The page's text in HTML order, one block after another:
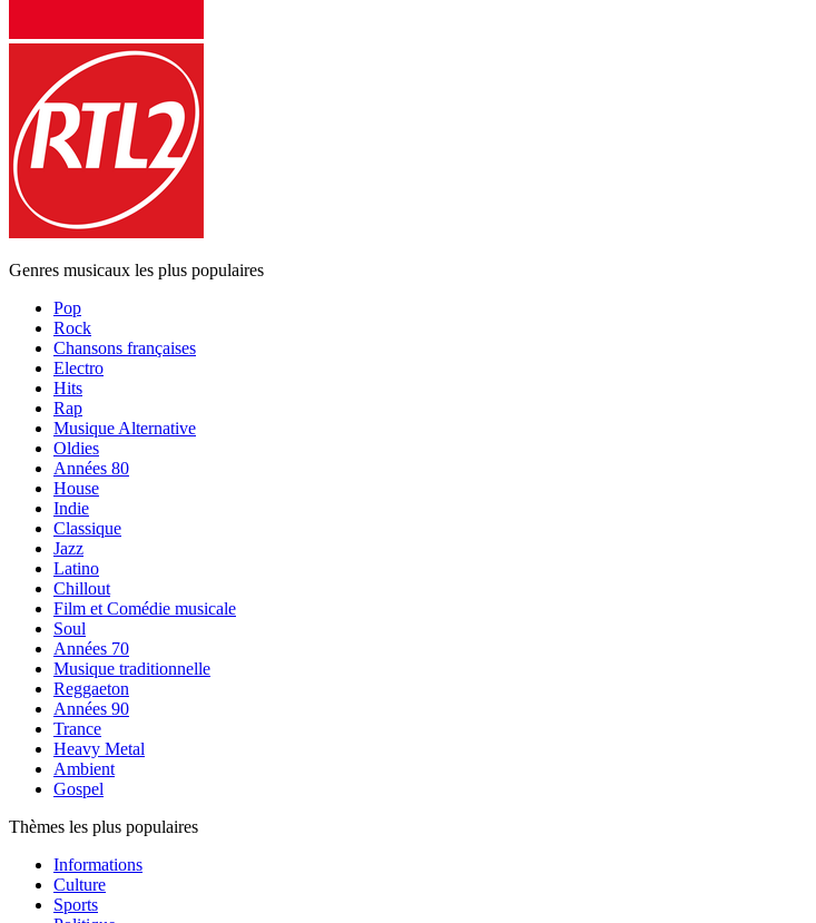
Genres musicaux les plus populaires
Pop
Rock
Chansons françaises
Electro
Hits
Rap
Musique Alternative
Oldies
Années 80
House
Indie
Classique
Jazz
Latino
Chillout
Film et Comédie musicale
Soul
Années 70
Musique traditionnelle
Reggaeton
Années 90
Trance
Heavy Metal
Ambient
Gospel
Thèmes les plus populaires
Informations
Culture
Sports